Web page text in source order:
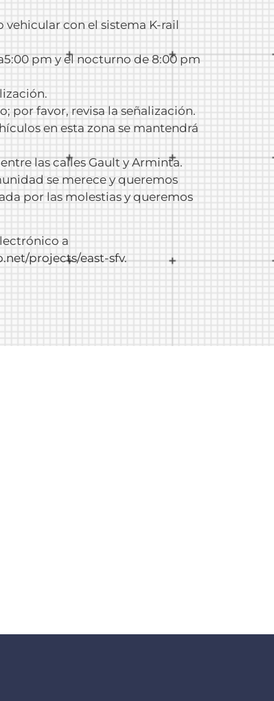
con el sistema K-rail
pm y el nocturno de 8:00 pm
por favor, revisa la señalización.
en esta zona se mantendrá
las calles Gault y Arminta.
se merece y queremos
por las molestias y queremos
a
projects/east-sfv.